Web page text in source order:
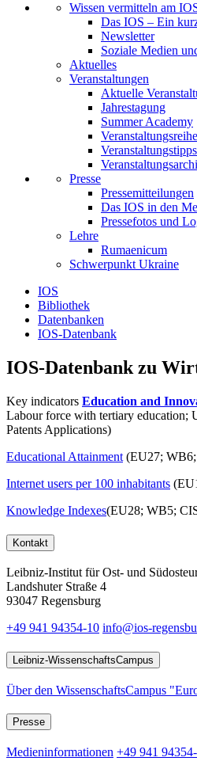
Wissen vermitteln am
Das IOS – Ein
Newsletter
Soziale Medien
Aktuelles
Veranstaltungen
Aktuelle
Jahrestagung
Summer Academy
Presse
Pressemitteilungen
Das IOS in den
Pressefotos und
Lehre
Rumaenicum
Schwerpunkt Ukraine
IOS
Bibliothek
Datenbanken
IOS-Datenbank
IOS-Datenbank zu
Key indicators Education and
Labour force with tertiary education;
Patents Applications)
Educational Attainment (EU27;
Internet users per 100 inhabitants
Knowledge Indexes(EU28; WB5;
Kontakt
Leibniz-Institut für Ost- und
Landshuter Straße 4
93047 Regensburg
+49 941 94354-10 info@ios-
Leibniz-WissenschaftsCampus
Über den WissenschaftsCampus
Presse
Medieninformationen +49 941